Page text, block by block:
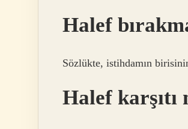
Halef
Sözlükte, istihdamın
Halef karşıtı